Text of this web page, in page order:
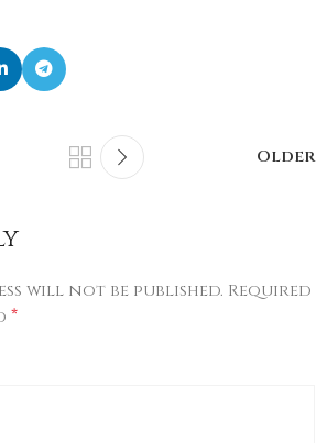
Older
will not be published. Required
*